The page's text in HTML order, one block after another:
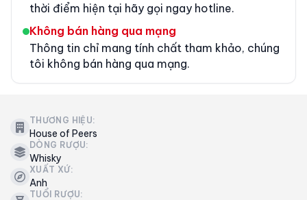
thời điểm hiện tại hãy gọi ngay hotline.
Không bán hàng qua mạng
Thông tin chỉ mang tính chất tham khảo, chúng
tôi không bán hàng qua mạng.
THƯƠNG HIỆU:
House of Peers
DÒNG RƯỢU:
Whisky
XUẤT XỨ:
Anh
TUỔI RƯỢU: